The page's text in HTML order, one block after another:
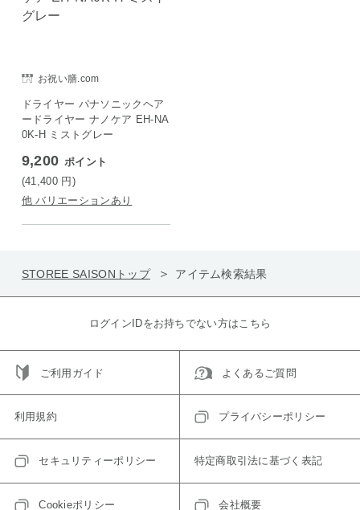
お祝い膳.com
ドライヤー パナソニックヘア
ードライヤー ナノケア EH-NA
0K-H ミストグレー
9,200 ポイント
(41,400 円)
他 バリエーションあり
STOREE SAISONトップ アイテム検索結果
ログインIDをお持ちでない方はこちら
ご利用ガイド よくあるご質問
利用規約 プライバシーポリシー
セキュリティーポリシー 特定商取引法に基づく表記
Cookieポリシー 会社概要